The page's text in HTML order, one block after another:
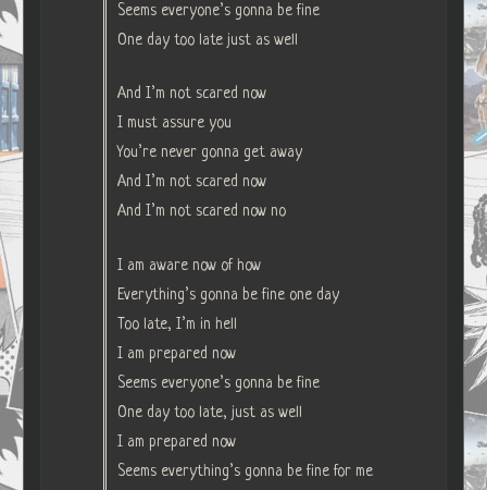
Seems everyone’s gonna be fine
One day too late just as well
And I’m not scared now
I must assure you
You’re never gonna get away
And I’m not scared now
And I’m not scared now no
I am aware now of how
Everything’s gonna be fine one day
Too late, I’m in hell
I am prepared now
Seems everyone’s gonna be fine
One day too late, just as well
I am prepared now
Seems everything’s gonna be fine for me